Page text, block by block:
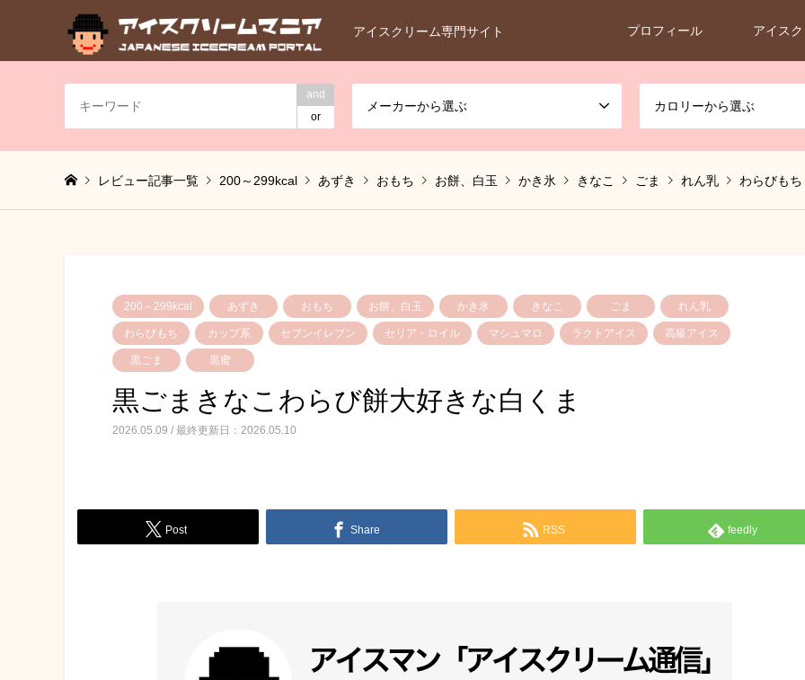
アイスクリーム専門サイト プロフィール アイス
and
or
メーカーから選ぶ カロリーから選ぶ
レビュー記事一覧 200～299kcal あずき おもち お餅、白玉 かき氷 きなこ ごま れん乳 わらびもち
200～299kcal あずき おもち お餅、白玉 かき氷 きなこ ごま れん乳
わらびもち カップ系 セブンイレブン セリア・ロイル マシュマロ ラクトアイス 高級アイス
黒ごま 黒蜜
黒ごまきなこわらび餅大好きな白くま
2026.05.09 / 最終更新日：2026.05.10
Post Share RSS feedly